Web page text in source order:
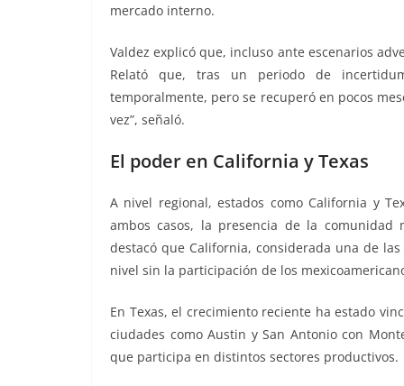
mercado interno.
Valdez explicó que, incluso ante escenarios
Relató que, tras un periodo de
temporalmente, pero se recuperó en pocos
vez”, señaló.
El poder en California y Texas
A nivel regional, estados como California y
ambos casos, la presencia de la comunidad
destacó que California, considerada una de
nivel sin la participación de los
En Texas, el crecimiento reciente ha estado
ciudades como Austin y San Antonio con
que participa en distintos sectores productivos.